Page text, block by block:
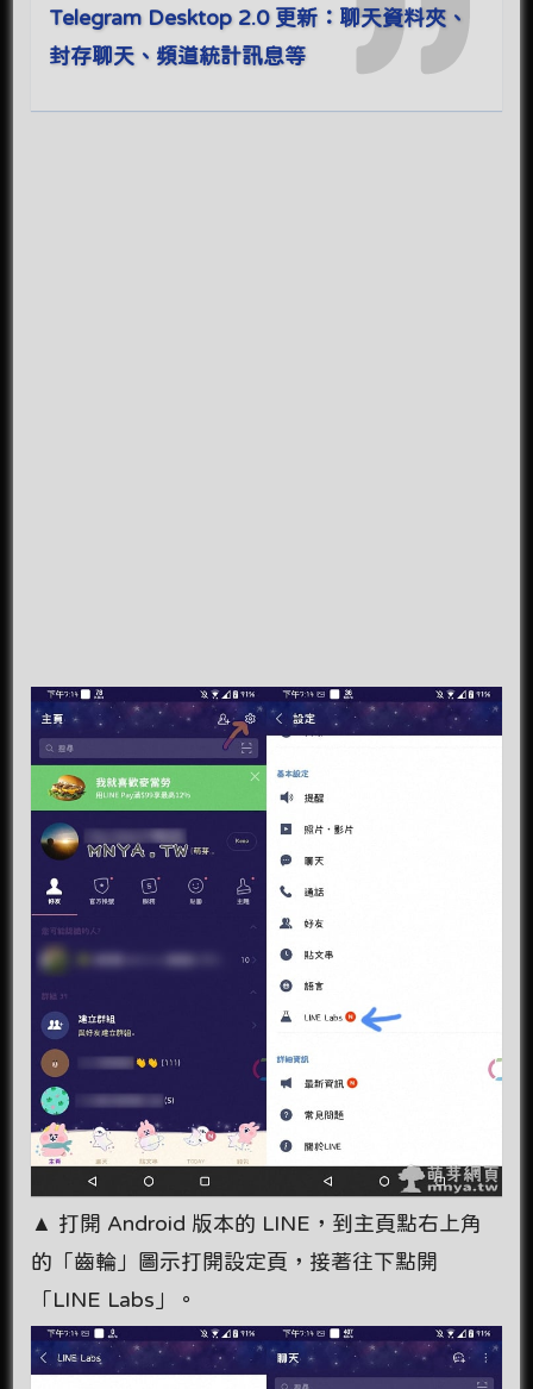
Telegram Desktop 2.0 更新：聊天資料夾、
封存聊天、頻道統計訊息等
▲ 打開 Android 版本的 LINE，到主頁點右上角
的「齒輪」圖示打開設定頁，接著往下點開
「LINE Labs」。